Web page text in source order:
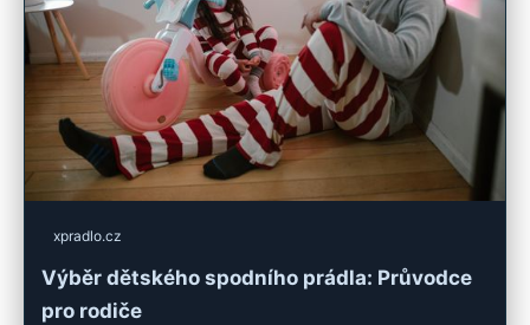
xpradlo.cz
Výběr dětského spodního prádla: Průvodce
pro rodiče